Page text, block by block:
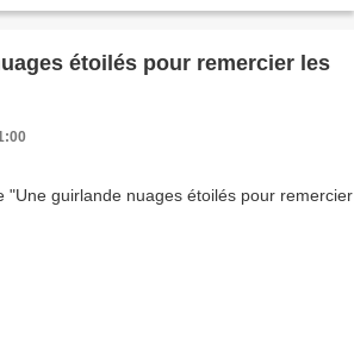
étoilés pour remercier les